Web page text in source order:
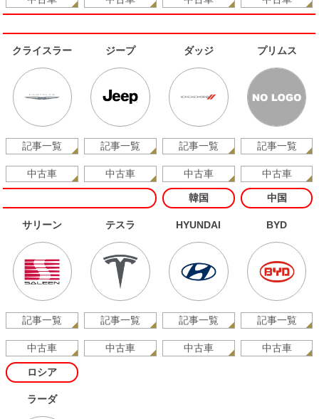
クライスラー
記事一覧
中古車
ジープ
記事一覧
中古車
ダッジ
記事一覧
中古車
プリムス
記事一覧
中古車
サリーン
記事一覧
中古車
テスラ
記事一覧
中古車
韓国
HYUNDAI
記事一覧
中古車
中国
BYD
記事一覧
中古車
ロシア
ラーダ